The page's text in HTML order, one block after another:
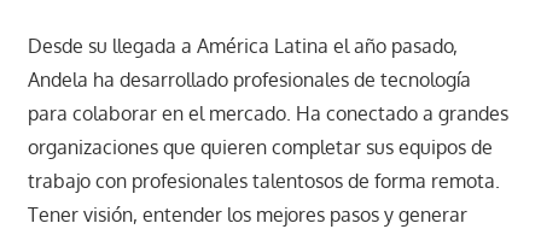
Desde su llegada a América Latina el año pasado,
Andela ha desarrollado profesionales de tecnología
para colaborar en el mercado. Ha conectado a grandes
organizaciones que quieren completar sus equipos de
trabajo con profesionales talentosos de forma remota.
Tener visión, entender los mejores pasos y generar